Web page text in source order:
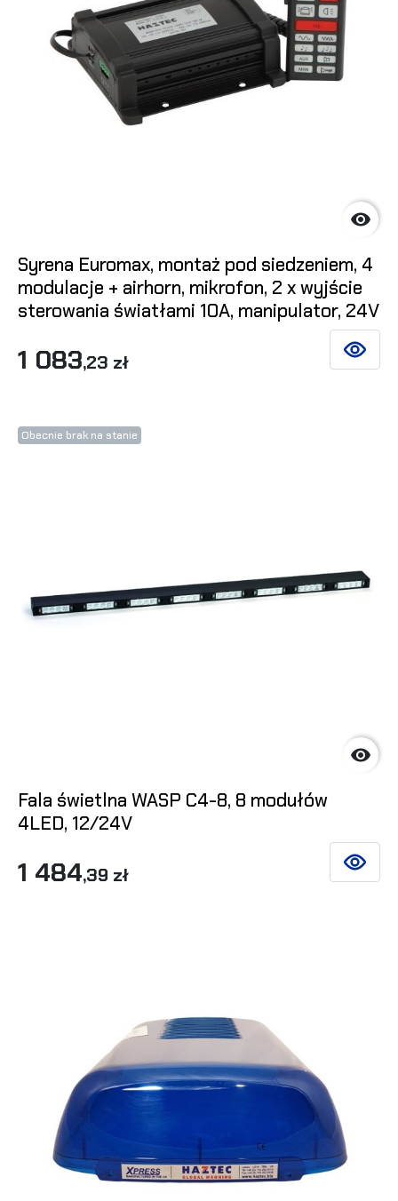

Syrena Euromax, montaż pod siedzeniem, 4
modulacje + airhorn, mikrofon, 2 x wyjście
sterowania światłami 10A, manipulator, 24V
1 083,23 zł ZOBACZ
Obecnie brak na stanie

Fala świetlna WASP C4-8, 8 modułów
4LED, 12/24V
1 484,39 zł ZOBACZ